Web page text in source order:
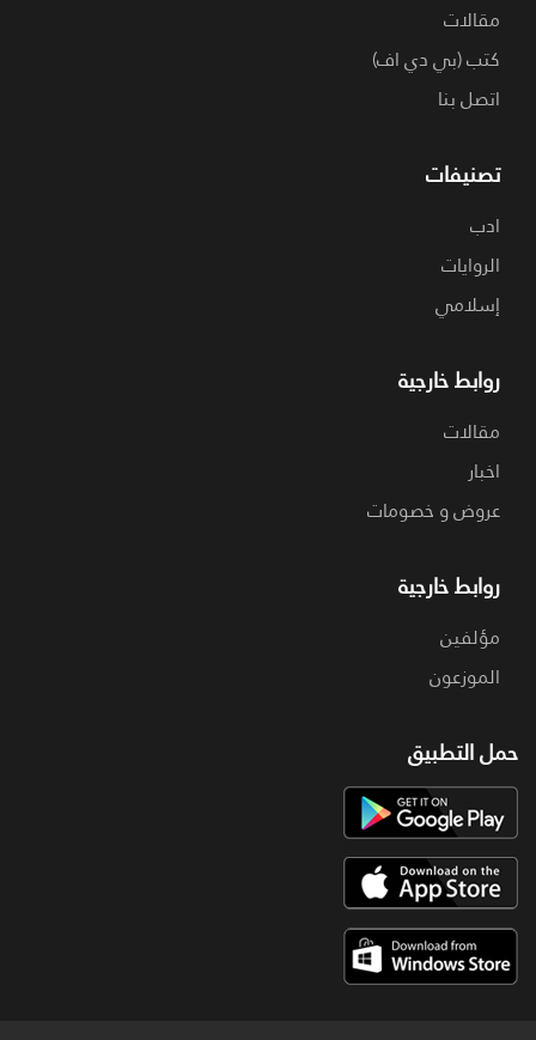
مقالات
كتب (بي دي اف)
اتصل بنا
تصنيفات
ادب
الروايات
إسلامي
روابط خارجية
مقالات
اخبار
عروض و خصومات
روابط خارجية
مؤلفين
الموزعون
حمل التطبيق